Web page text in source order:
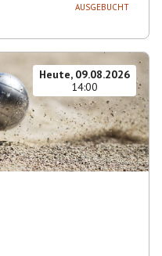
AUSGEBUCHT
Heute, 09.08.2026
14:00